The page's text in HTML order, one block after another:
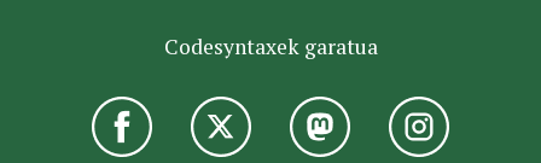
Codesyntaxek garatua